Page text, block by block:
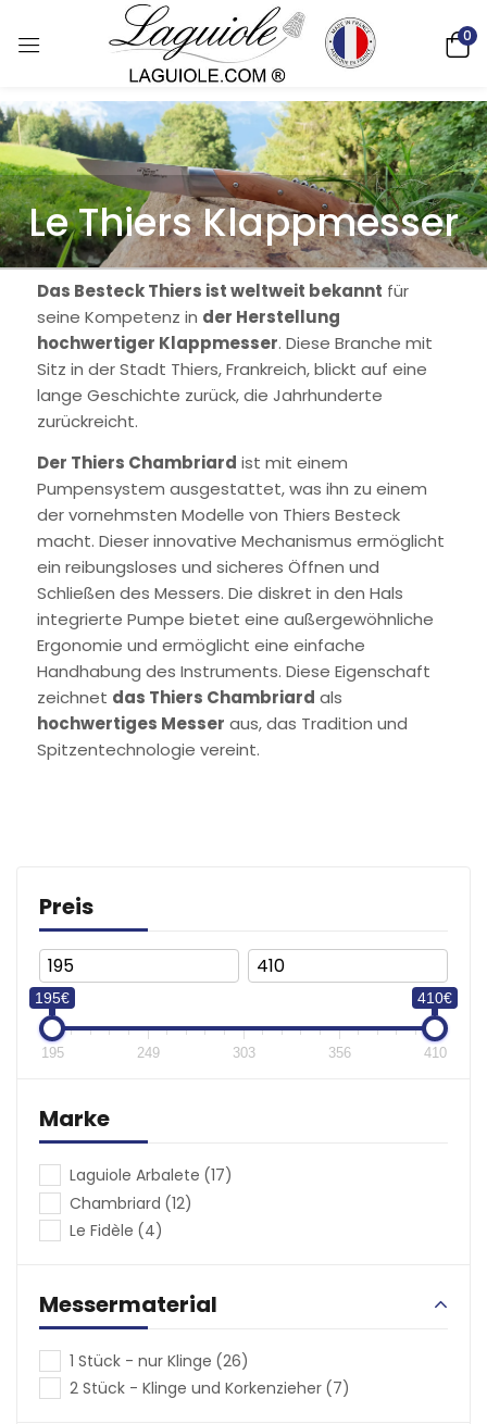
Deutsch)
0
Le Thiers Klappmesser
Das Besteck Thiers ist weltweit bekannt für
seine Kompetenz in der Herstellung
hochwertiger Klappmesser. Diese Branche mit
Sitz in der Stadt Thiers, Frankreich, blickt auf eine
lange Geschichte zurück, die Jahrhunderte
zurückreicht.
Der Thiers Chambriard ist mit einem
Pumpensystem ausgestattet, was ihn zu einem
der vornehmsten Modelle von Thiers Besteck
macht. Dieser innovative Mechanismus ermöglicht
ein reibungsloses und sicheres Öffnen und
Schließen des Messers. Die diskret in den Hals
integrierte Pumpe bietet eine außergewöhnliche
Ergonomie und ermöglicht eine einfache
Handhabung des Instruments. Diese Eigenschaft
zeichnet das Thiers Chambriard als
hochwertiges Messer aus, das Tradition und
Spitzentechnologie vereint.
Preis
(€)
195€ 410€
195 249 303 356 410
Marke
Laguiole Arbalete (17)
Chambriard (12)
Le Fidèle (4)
Messermaterial
1 Stück - nur Klinge (26)
2 Stück - Klinge und Korkenzieher (7)